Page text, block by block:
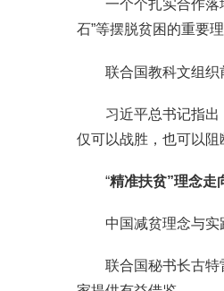
一个个扎实合作落地
石”等摆脱贫困的重要
联合国教科文组织前
习近平总书记指出：
仅可以战胜，也可以阻
“精准扶贫”理念走
中国减贫理念与实践
联合国秘书长古特雷